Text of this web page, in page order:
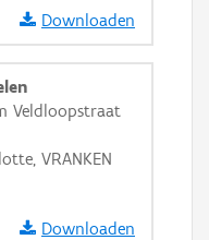
Downloaden
Veldloopstraat
VRANKEN
Downloaden